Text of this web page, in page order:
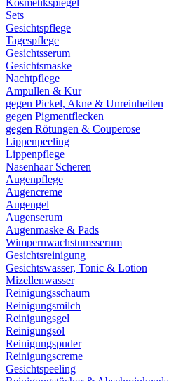
Kosmetikspiegel
Sets
Gesichtspflege
Tagespflege
Gesichtsserum
Gesichtsmaske
Nachtpflege
Ampullen & Kur
gegen Pickel, Akne & Unreinheiten
gegen Pigmentflecken
gegen Rötungen & Couperose
Lippenpeeling
Lippenpflege
Nasenhaar Scheren
Augenpflege
Augencreme
Augengel
Augenserum
Augenmaske & Pads
Wimpernwachstumsserum
Gesichtsreinigung
Gesichtswasser, Tonic & Lotion
Mizellenwasser
Reinigungsschaum
Reinigungsmilch
Reinigungsgel
Reinigungsöl
Reinigungspuder
Reinigungscreme
Gesichtspeeling